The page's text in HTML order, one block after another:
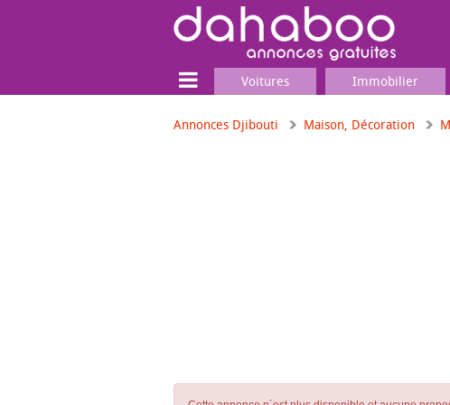
Voitures Immobilier
Annonces Djibouti Maison, Décoration